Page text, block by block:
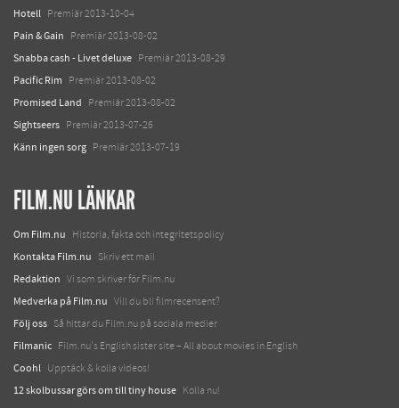
Hotell Premiär 2013-10-04
Pain & Gain Premiär 2013-08-02
Snabba cash - Livet deluxe Premiär 2013-08-29
Pacific Rim Premiär 2013-08-02
Promised Land Premiär 2013-08-02
Sightseers Premiär 2013-07-26
Känn ingen sorg Premiär 2013-07-19
FILM.NU LÄNKAR
Om Film.nu Historia, fakta och integritetspolicy
Kontakta Film.nu Skriv ett mail
Redaktion Vi som skriver för Film.nu
Medverka på Film.nu Vill du bli filmrecensent?
Följ oss Så hittar du Film.nu på sociala medier
Filmanic Film.nu's English sister site – All about movies in English
Coohl Upptäck & kolla videos!
12 skolbussar görs om till tiny house Kolla nu!